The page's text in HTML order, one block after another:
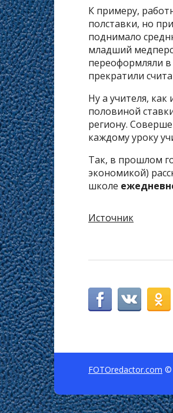
К примеру,
полставки, но
поднимало
младший
переоформляли
прекратили
Ну а учителя,
половиной
региону.
каждому уроку
Так, в прошлом
экономикой)
школе
Источник
FOTOredactor.com ©